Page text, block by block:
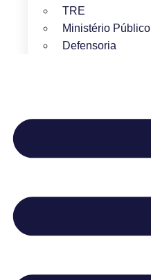
TRE
Ministério Público
Defensoria